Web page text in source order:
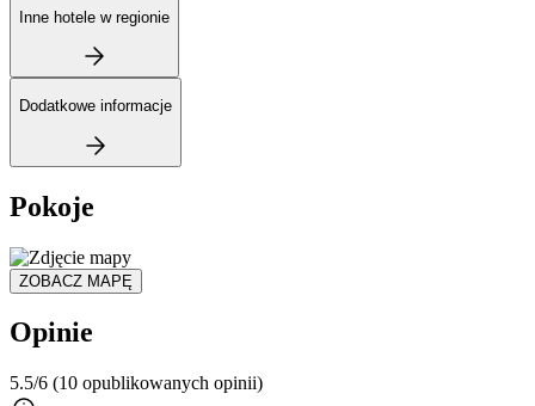
Inne hotele w regionie
Dodatkowe informacje
Pokoje
ZOBACZ MAPĘ
Opinie
5.5/6 (10 opublikowanych opinii)